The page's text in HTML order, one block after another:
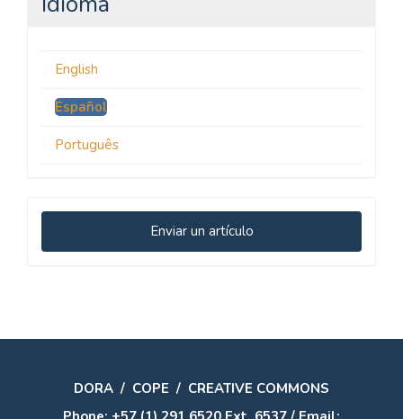
English
Español
Português
Enviar
un
Enviar un artículo
DORA / COPE / CREATIVE COMMONS